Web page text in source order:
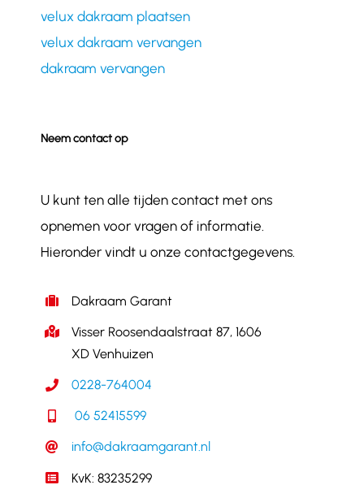
velux dakraam plaatsen
velux dakraam vervangen
dakraam vervangen
Neem contact op
U kunt ten alle tijden contact met ons
opnemen voor vragen of informatie.
Hieronder vindt u onze contactgegevens.
Dakraam Garant
Visser Roosendaalstraat 87, 1606
XD Venhuizen
0228-764004
06 52415599
info@dakraamgarant.nl
KvK: 83235299